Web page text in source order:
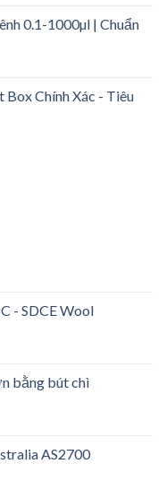
0.1-1000µl | Chuẩn
Box Chính Xác - Tiêu
- SDCE Wool
bằng bút chì
AS2700